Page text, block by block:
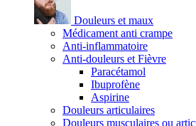
Douleurs et maux
Médicament anti crampe
Anti-inflammatoire
Anti-douleurs et Fièvre
Paracétamol
Ibuprofène
Aspirine
Douleurs articulaires
Douleurs musculaires ou